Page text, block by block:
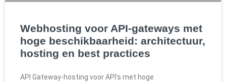
Webhosting voor API-gateways met
hoge beschikbaarheid: architectuur,
hosting en best practices
API Gateway-hosting voor API’s met hoge